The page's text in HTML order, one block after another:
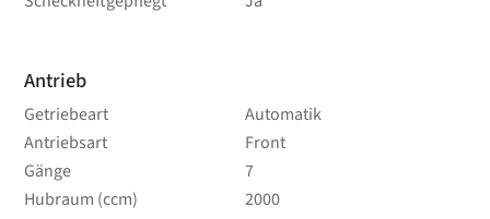
Antrieb
Getriebeart
Automatik
Antriebsart
Front
Gänge
7
Hubraum (ccm)
2000